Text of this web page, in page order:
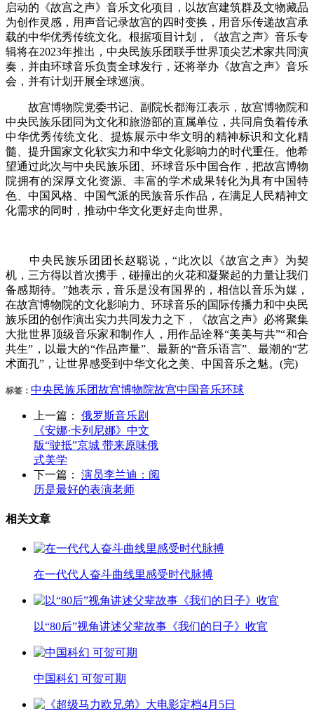
启动的《故宫之声》音乐文化项目，以故宫建筑群及文物藏品
为创作灵感，用声音记录故宫的四时变换，用音乐传递故宫承
载的中华优秀传统文化。根据项目计划，《故宫之声》音乐专
辑将在2023年推出，中央民族乐团联手世界顶尖艺术家共同演
奏，并由环球音乐负责全球发行，还将举办《故宫之声》音乐
会，并有计划开展全球巡演。
故宫博物院党委书记、副院长都海江表示，故宫博物院和
中央民族乐团同为文化和旅游部的直属单位，共同肩负着传承
中华优秀传统文化、提炼展示中华文明的精神标识和文化精
髓、提升国家文化软实力和中华文化影响力的时代重任。他希
望通过此次与中央民族乐团、环球音乐中国合作，把故宫博物
院拥有的深厚文化资源、丰富的学术成果转化为具有中国特
色、中国风格、中国气派的民族音乐作品，在满足人民精神文
化需求的同时，推动中华文化更好走向世界。
中央民族乐团团长赵聪说，“此次以《故宫之声》为契
机，三方得以首次携手，碰撞出的火花和凝聚起的力量让我们
备感期待。”她表示，音乐是没有国界的，相信以音乐为媒，
在故宫博物院的文化影响力、环球音乐的国际传播力和中央民
族乐团的创作演出实力共同发力之下，《故宫之声》必将聚集
大批世界顶级音乐家和制作人，用作品诠释“美美与共”“和合
共生”，以最大的“作品声量”、最新的“音乐语言”、最潮的“艺
术面孔”，让世界感受到中华文化之美、中国音乐之魅。(完)
标签： 中央民族乐团故宫博物院故宫中国音乐环球
上一篇：
俄罗斯音乐剧
《安娜·卡列尼娜》中文
版“驶抵”京城 带来原味俄
式美学
下一篇：
演员李兰迪：阅
历是最好的表演老师
相关文章
在一代代人奋斗曲线里感受时代脉搏
以“80后”视角讲述父辈故事《我们的日子》收官
中国科幻 可贺可期